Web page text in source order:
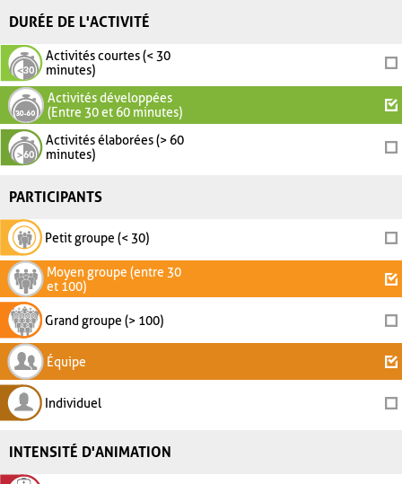
DURÉE DE L'ACTIVITÉ
Activités courtes (< 30
minutes)
Activités développées
(Entre 30 et 60 minutes)
Activités élaborées (> 60
minutes)
PARTICIPANTS
Petit groupe (< 30)
Moyen groupe (entre 30
et 100)
Grand groupe (> 100)
Équipe
Individuel
INTENSITÉ D'ANIMATION